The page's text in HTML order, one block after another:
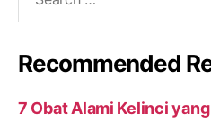
Recommended
7 Obat Alami Kelinci